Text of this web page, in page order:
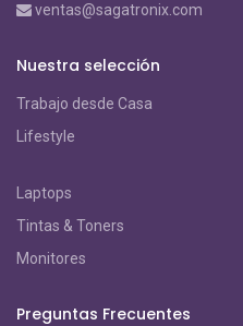
ventas@sagatronix.com
Nuestra selección
Trabajo desde Casa
Lifestyle
Laptops
Tintas & Toners
Monitores
Preguntas Frecuentes